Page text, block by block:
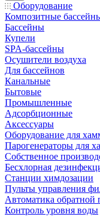
Оборудование
Композитные
Бассейны
Купели
SPA-бассейны
Осушители воздуха
Для бассейнов
Канальные
Бытовые
Промышленные
Адсорбционные
Аксессуары
Оборудование для
Парогенераторы для
Собственное
Беcхлорная
Станции химдозации
Пульты управления
Автоматика обратной
Контроль уровня воды